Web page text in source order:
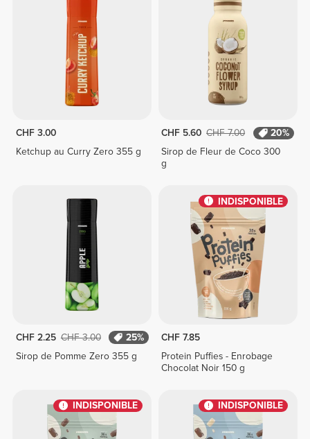
CHF 3.00
Ketchup au Curry Zero 355 g
CHF 5.60 CHF 7.00
20%
Sirop de Fleur de Coco 300
g
CHF 2.25 CHF 3.00
25%
Sirop de Pomme Zero 355 g
INDISPONIBLE
CHF 7.85
Protein Puffies - Enrobage
Chocolat Noir 150 g
INDISPONIBLE INDISPONIBLE